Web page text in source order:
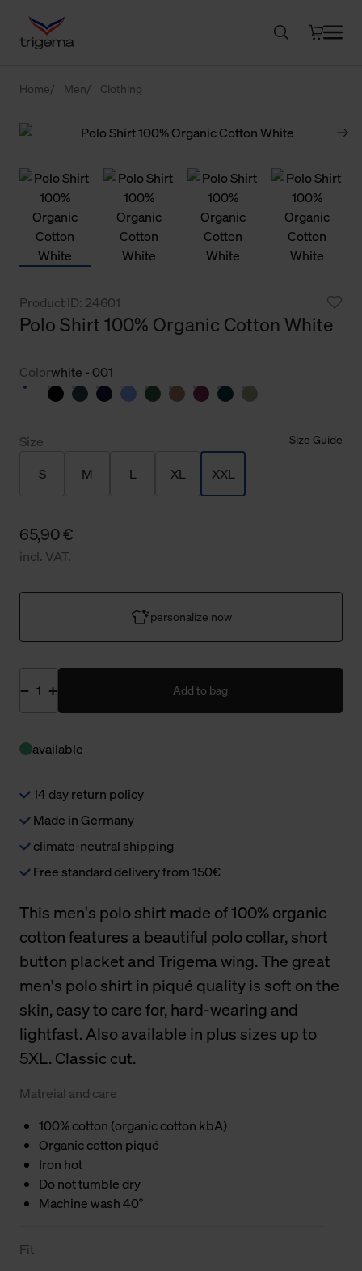
Home Men Clothing
Product ID: 24601
Polo Shirt 100% Organic Cotton White
Colorwhite - 001
Size Size Guide
S M L XL XXL
65,90 €
incl. VAT.
personalize now
Add to bag
available
14 day return policy
Made in Germany
climate-neutral shipping
Free standard delivery from 150€
This men's polo shirt made of 100% organic
cotton features a beautiful polo collar, short
button placket and Trigema wing. The great
men's polo shirt in piqué quality is soft on the
skin, easy to care for, hard-wearing and
lightfast. Also available in plus sizes up to
5XL. Classic cut.
Matreial and care
100% cotton (organic cotton kbA)
Organic cotton piqué
Iron hot
Do not tumble dry
Machine wash 40°
Fit